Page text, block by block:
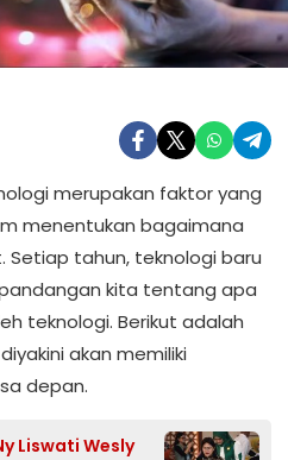
merupakan faktor yang
menentukan bagaimana
tahun, teknologi baru
kita tentang apa
teknologi. Berikut adalah
akan memiliki
depan.
Liswati Wesly